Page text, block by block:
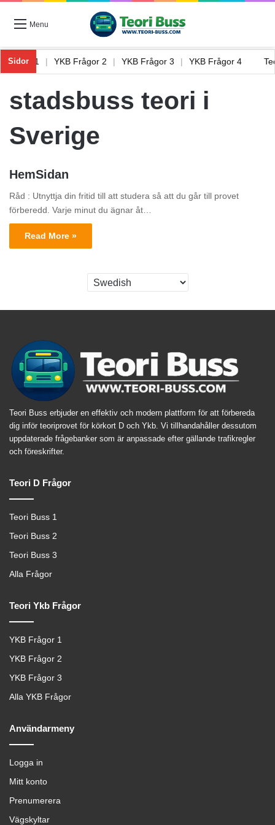
Menu
Sidor
Frågor 1 YKB Frågor 2 YKB Frågor 3 YKB Frågor 4
stadsbuss teori i
Sverige
HemSidan
Råd : Utnyttja din fritid till att studera så att du går till provet
förberedd. Varje minut du ägnar åt…
Read More »
Teori Buss erbjuder en effektiv och modern plattform för att förbereda
dig inför teoriprovet för körkort D och Ykb. Vi tillhandahåller dessutom
uppdaterade frågebanker som är anpassade efter gällande trafikregler
och föreskrifter.
Teori D Frågor
Teori Buss 1
Teori Buss 2
Teori Buss 3
Alla Frågor
Teori Ykb Frågor
YKB Frågor 1
YKB Frågor 2
YKB Frågor 3
Alla YKB Frågor
Användarmeny
Logga in
Mitt konto
Prenumerera
Vägskyltar